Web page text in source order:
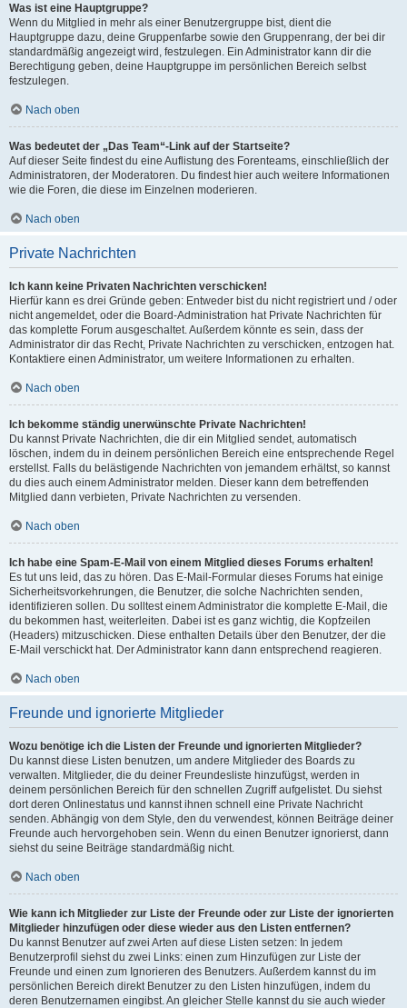
Was ist eine Hauptgruppe?
Wenn du Mitglied in mehr als einer Benutzergruppe bist, dient die
Hauptgruppe dazu, deine Gruppenfarbe sowie den Gruppenrang, der bei dir
standardmäßig angezeigt wird, festzulegen. Ein Administrator kann dir die
Berechtigung geben, deine Hauptgruppe im persönlichen Bereich selbst
festzulegen.
Nach oben
Was bedeutet der „Das Team“-Link auf der Startseite?
Auf dieser Seite findest du eine Auflistung des Forenteams, einschließlich der
Administratoren, der Moderatoren. Du findest hier auch weitere Informationen
wie die Foren, die diese im Einzelnen moderieren.
Nach oben
Private Nachrichten
Ich kann keine Privaten Nachrichten verschicken!
Hierfür kann es drei Gründe geben: Entweder bist du nicht registriert und / oder
nicht angemeldet, oder die Board-Administration hat Private Nachrichten für
das komplette Forum ausgeschaltet. Außerdem könnte es sein, dass der
Administrator dir das Recht, Private Nachrichten zu verschicken, entzogen hat.
Kontaktiere einen Administrator, um weitere Informationen zu erhalten.
Nach oben
Ich bekomme ständig unerwünschte Private Nachrichten!
Du kannst Private Nachrichten, die dir ein Mitglied sendet, automatisch
löschen, indem du in deinem persönlichen Bereich eine entsprechende Regel
erstellst. Falls du belästigende Nachrichten von jemandem erhältst, so kannst
du dies auch einem Administrator melden. Dieser kann dem betreffenden
Mitglied dann verbieten, Private Nachrichten zu versenden.
Nach oben
Ich habe eine Spam-E-Mail von einem Mitglied dieses Forums erhalten!
Es tut uns leid, das zu hören. Das E-Mail-Formular dieses Forums hat einige
Sicherheitsvorkehrungen, die Benutzer, die solche Nachrichten senden,
identifizieren sollen. Du solltest einem Administrator die komplette E-Mail, die
du bekommen hast, weiterleiten. Dabei ist es ganz wichtig, die Kopfzeilen
(Headers) mitzuschicken. Diese enthalten Details über den Benutzer, der die
E-Mail verschickt hat. Der Administrator kann dann entsprechend reagieren.
Nach oben
Freunde und ignorierte Mitglieder
Wozu benötige ich die Listen der Freunde und ignorierten Mitglieder?
Du kannst diese Listen benutzen, um andere Mitglieder des Boards zu
verwalten. Mitglieder, die du deiner Freundesliste hinzufügst, werden in
deinem persönlichen Bereich für den schnellen Zugriff aufgelistet. Du siehst
dort deren Onlinestatus und kannst ihnen schnell eine Private Nachricht
senden. Abhängig von dem Style, den du verwendest, können Beiträge deiner
Freunde auch hervorgehoben sein. Wenn du einen Benutzer ignorierst, dann
siehst du seine Beiträge standardmäßig nicht.
Nach oben
Wie kann ich Mitglieder zur Liste der Freunde oder zur Liste der ignorierten
Mitglieder hinzufügen oder diese wieder aus den Listen entfernen?
Du kannst Benutzer auf zwei Arten auf diese Listen setzen: In jedem
Benutzerprofil siehst du zwei Links: einen zum Hinzufügen zur Liste der
Freunde und einen zum Ignorieren des Benutzers. Außerdem kannst du im
persönlichen Bereich direkt Benutzer zu den Listen hinzufügen, indem du
deren Benutzernamen eingibst. An gleicher Stelle kannst du sie auch wieder